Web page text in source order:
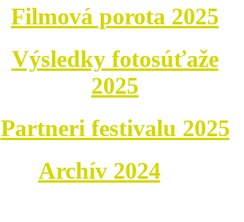
Filmová porota 2025
Výsledky fotosúťaže
2025
Partneri festivalu 2025
Archív 2024